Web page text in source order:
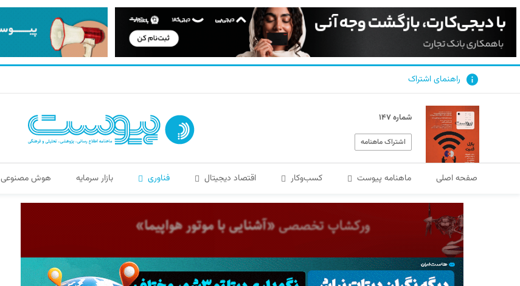
راهنمای اشتراک
شماره ۱۴۷
اشتراک ماهنامه
صفحه اصلی ماهنامه پیوست کسب‌و‌کار اقتصاد دیجیتال فناوری بازار سرمایه هوش مصنوعی